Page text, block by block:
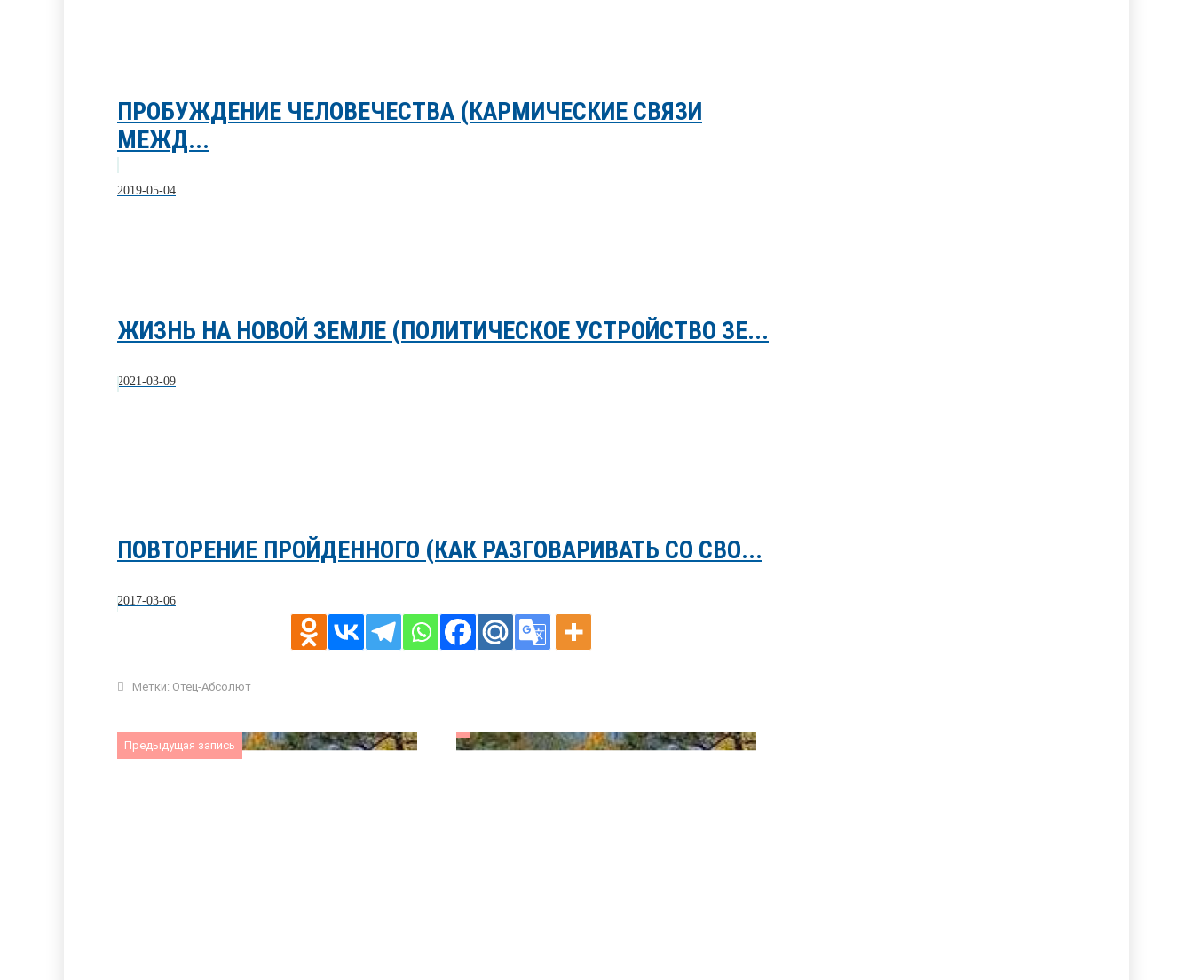
ПРОБУЖДЕНИЕ ЧЕЛОВЕЧЕСТВА (КАРМИЧЕСКИЕ СВЯЗИ
МЕЖД...
2019-05-04
ЖИЗНЬ НА НОВОЙ ЗЕМЛЕ (ПОЛИТИЧЕСКОЕ УСТРОЙСТВО ЗЕ...
2021-03-09
ПОВТОРЕНИЕ ПРОЙДЕННОГО (КАК РАЗГОВАРИВАТЬ СО СВО...
2017-03-06
Метки: Отец-Абсолют
Предыдущая запись